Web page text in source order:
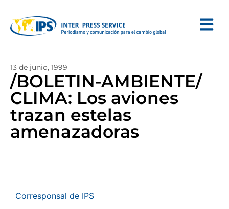
13 de junio, 1999
/BOLETIN-AMBIENTE/
CLIMA: Los aviones
trazan estelas
amenazadoras
Corresponsal de IPS